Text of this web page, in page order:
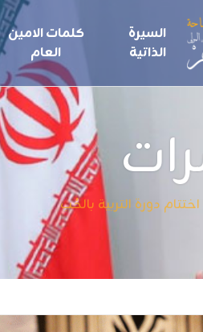
السيرة
الذاتية
كلمات الامين
العام
دورة التربية بالحُب